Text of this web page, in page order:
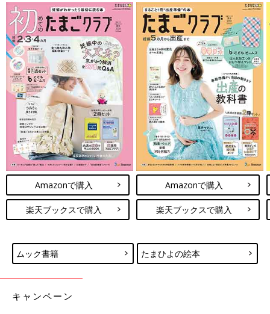
Amazonで購入
楽天ブックスで購入
Amazonで購入
楽天ブックスで購入
ムック書籍 たまひよの絵本
キャンペーン